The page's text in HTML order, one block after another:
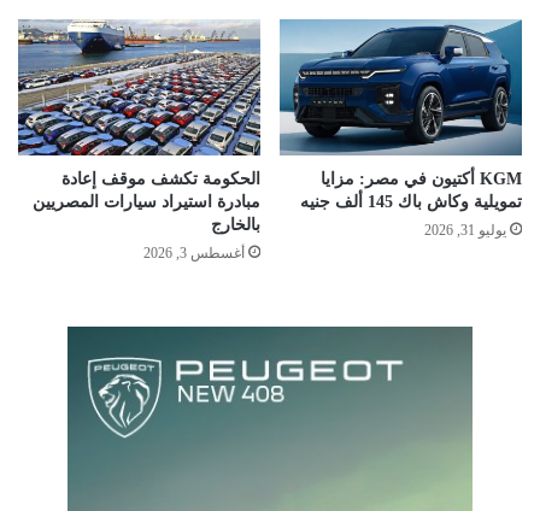
KGM أكتيون في مصر: مزايا
تمويلية وكاش باك 145 ألف جنيه
يوليو 31, 2026
الحكومة تكشف موقف إعادة
مبادرة استيراد سيارات المصريين
بالخارج
أغسطس 3, 2026